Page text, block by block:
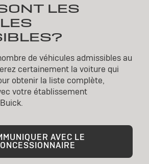
LES
de véhicules admissibles au
certainement la voiture qui
obtenir la liste complète,
votre établissement
AVEC LE